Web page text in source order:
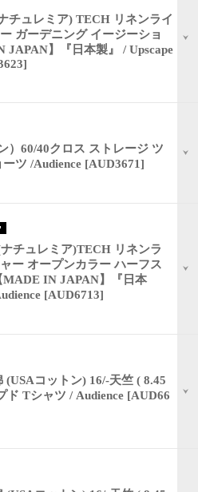
ュレミア) TECH リネンライ
ガーデニング イージーショ
JAPAN】『日本製』 / Upscape
）60/40クロス ストレージ ツ
ツ /Audience [AUD3671]
チュレミア)TECH リネンラ
ー オープンカラー ハーフス
MADE IN JAPAN】『日本
[AUD6713]
(USAコットン) 16/-天竺 ( 8.45
ド Tシャツ / Audience [AUD66